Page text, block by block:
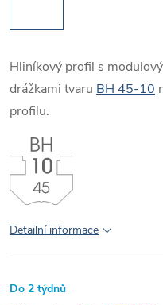
Hliníkový profil s
drážkami tvaru BH 45-10
profilu.
Detailní informace
Do 2 týdnů